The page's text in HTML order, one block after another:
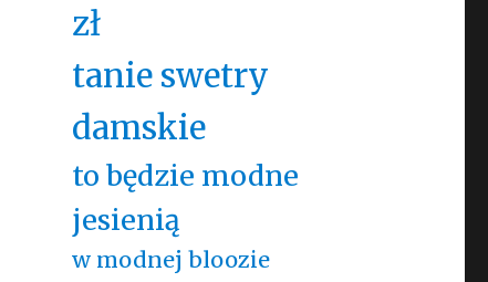
zł
tanie swetry
damskie
to będzie modne
jesienią
w modnej bloozie